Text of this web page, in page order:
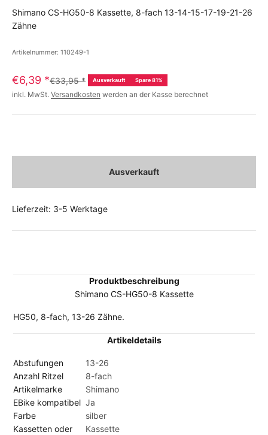
Shimano CS-HG50-8 Kassette, 8-fach 13-14-15-17-19-21-26
Zähne
Artikelnummer: 110249-1
€6,39 *€33,95* Ausverkauft Spare 81%
inkl. MwSt. Versandkosten werden an der Kasse berechnet
Ausverkauft
Lieferzeit: 3-5 Werktage
Produktbeschreibung
Shimano CS-HG50-8 Kassette
HG50, 8-fach, 13-26 Zähne.
Artikeldetails
Abstufungen
13-26
Anzahl Ritzel
8-fach
Artikelmarke
Shimano
EBike kompatibel Ja
Farbe
silber
Kassetten oder
Kassette